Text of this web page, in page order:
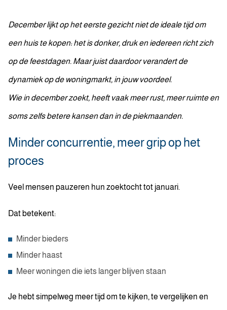
December lijkt op het eerste gezicht niet de ideale tijd om
een huis te kopen: het is donker, druk en iedereen richt zich
op de feestdagen. Maar juist daardoor verandert de
dynamiek op de woningmarkt, in jouw voordeel.
Wie in december zoekt, heeft vaak meer rust, meer ruimte en
soms zelfs betere kansen dan in de piekmaanden.
Minder concurrentie, meer grip op het
proces
Veel mensen pauzeren hun zoektocht tot januari.
Dat betekent:
Minder bieders
Minder haast
Meer woningen die iets langer blijven staan
Je hebt simpelweg meer tijd om te kijken, te vergelijken en